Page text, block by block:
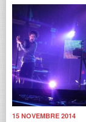
15 NOVEMBRE 2014